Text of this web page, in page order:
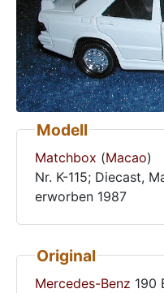
Modell
Matchbox (Macao)
Nr. K-115;
erworben 1987
Original
Mercedes-Benz 190